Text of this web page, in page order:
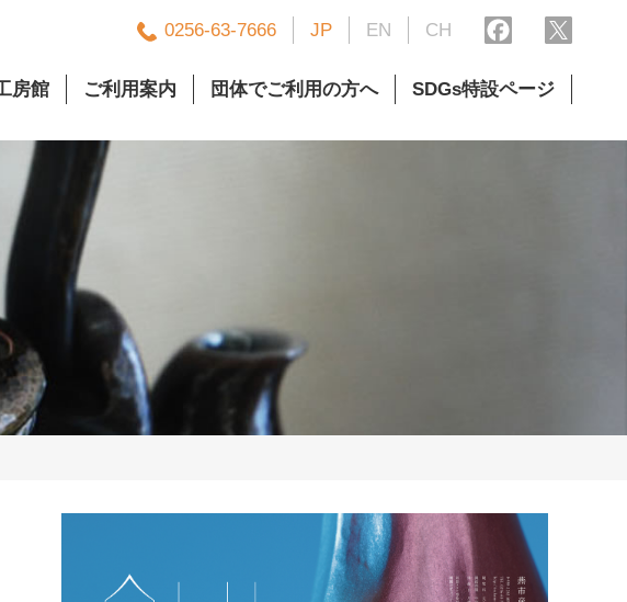
0256-63-7666 JP EN CH
房館 ご利用案内 団体でご利用の方へ SDGs特設ページ